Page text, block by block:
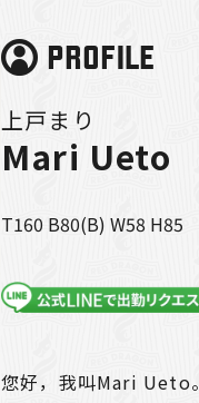
PROFILE
上戸まり
Mari Ueto
T160 B80(B) W58 H85
您好，我叫Mari Ueto。